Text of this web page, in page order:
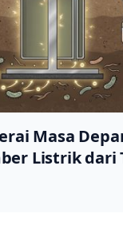
Masa
Listrik dari